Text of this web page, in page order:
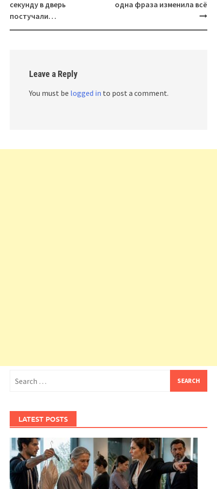
секунду в дверь
постучали…
одна фраза изменила всё
Leave a Reply
You must be logged in to post a comment.
for:
LATEST POSTS